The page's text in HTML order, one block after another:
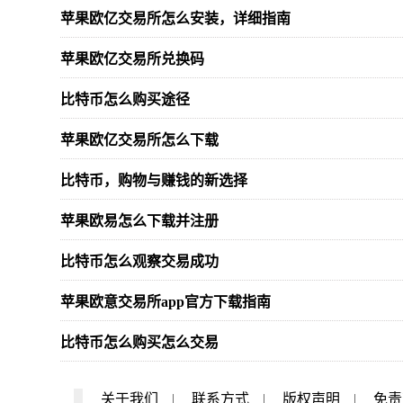
苹果欧亿交易所怎么安装，详细指南
苹果欧亿交易所兑换码
比特币怎么购买途径
苹果欧亿交易所怎么下载
比特币，购物与赚钱的新选择
苹果欧易怎么下载并注册
比特币怎么观察交易成功
苹果欧意交易所app官方下载指南
比特币怎么购买怎么交易
关于我们 | 联系方式 | 版权声明 | 免